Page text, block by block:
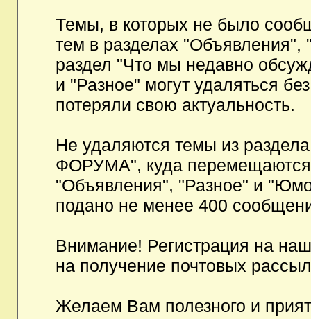
Темы, в которых не было
тем в разделах
раздел "Что мы недавно
и "Разное" могут удаляться
потеряли свою актуальность.
Не удаляются темы из
ФОРУМА", куда перемещаются
"Объявления", "Разное" и
подано не менее 400
Внимание! Регистрация на
на получение почтовых
Желаем Вам полезного и